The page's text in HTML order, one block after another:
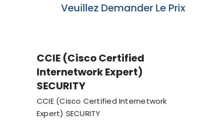
Veuillez Demander Le Prix
Cisco
CCIE (Cisco Certified
Internetwork Expert)
SECURITY
CCIE (Cisco Certified Internetwork
Expert) SECURITY